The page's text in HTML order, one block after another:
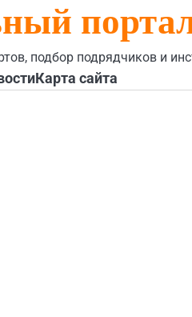
подбор подрядчиков и
Карта сайта